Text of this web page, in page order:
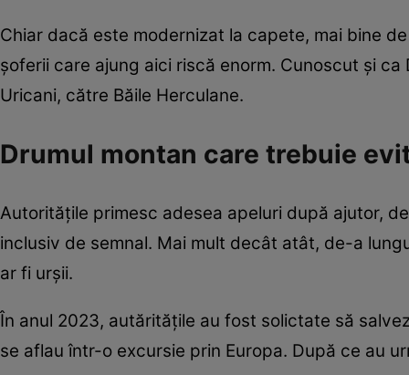
Chiar dacă este modernizat la capete, mai bine
șoferii care ajung aici riscă enorm. Cunoscut și
Uricani, către Băile Herculane.
Drumul montan care trebuie
Autoritățile primesc adesea apeluri după ajutor,
inclusiv de semnal. Mai mult decât atât, de-a
ar fi urșii.
În anul 2023, autăritățile au fost solictate să
se aflau într-o excursie prin Europa. După ce au